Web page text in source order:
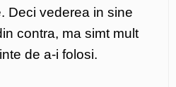
Deci vederea in sine
contra, ma simt mult
de a-i folosi.